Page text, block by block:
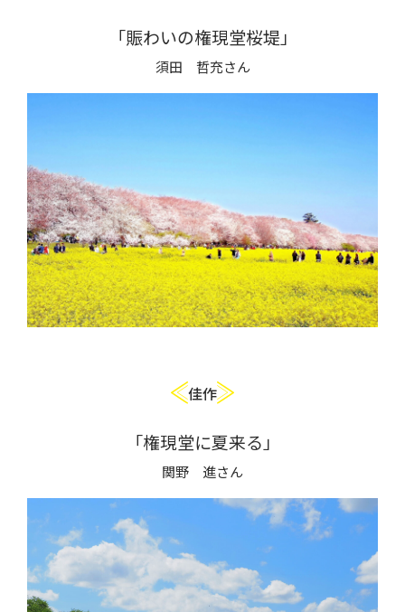
「賑わいの権現堂桜堤」
須田 哲充さん
佳作
「権現堂に夏来る」
関野 進さん